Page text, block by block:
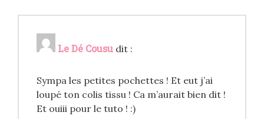
Le Dé Cousu dit :
Sympa les petites pochettes ! Et eut j’ai
loupé ton colis tissu ! Ca m’aurait bien dit !
Et ouiii pour le tuto ! :)